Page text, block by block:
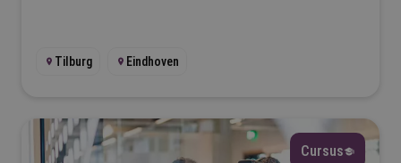
Tilburg Eindhoven
Cursus